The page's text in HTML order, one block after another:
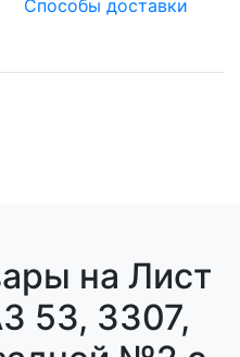
Способы доставки
на Лист
53, 3307,